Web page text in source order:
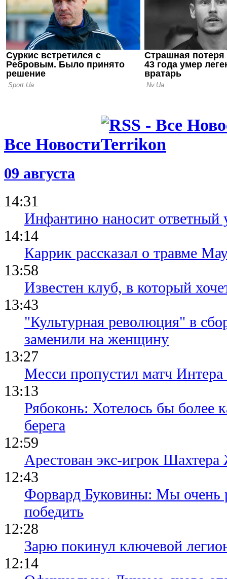
12.07.26 12:31
Ротань:
слабое
последних
Все Новости
09 августа
14:31
Инфантино наносит ответный
14:14
Каррик рассказал о травме
13:58
Известен клуб, в который
13:43
"Культурная революция" в
заменили на женщину
13:27
Месси пропустил матч
13:13
Рябоконь: Хотелось бы более
берега
12:59
Арестован экс-игрок
12:43
Форвард Буковины: Мы очень
победить
12:28
Зарю покинул ключевой
12:14